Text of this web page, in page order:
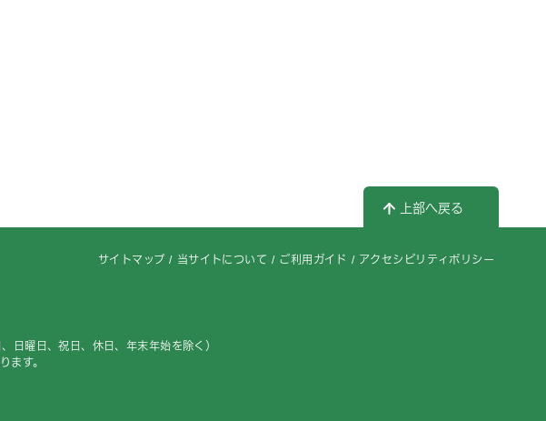
上部へ戻る
サイトマップ 当サイトについて ご利用ガイド アクセシビリティポリシー
日曜日、祝日、休日、年末年始を除く）
ます。